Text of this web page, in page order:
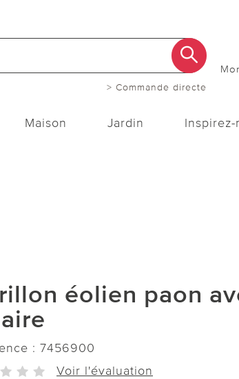
> Commande directe
Maison Jardin Inspirez-
éolien paon
: 7456900
Voir l'évaluation